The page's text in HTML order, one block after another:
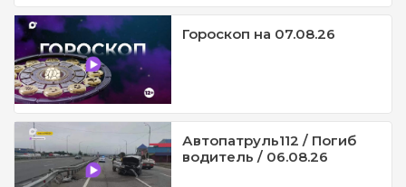
Гороскоп на 07.08.26
Автопатруль112 / Погиб
водитель / 06.08.26